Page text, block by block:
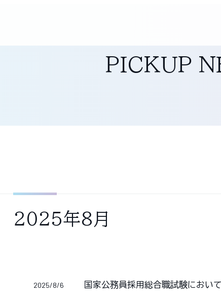
PICKUP
2025年8月
2025/8/6 国家公務員採用総合職試験におい